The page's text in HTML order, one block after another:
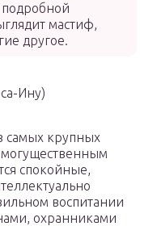
подробной
мастиф,
другое.
Ину)
самых крупных
спокойные,
воспитании
охранниками